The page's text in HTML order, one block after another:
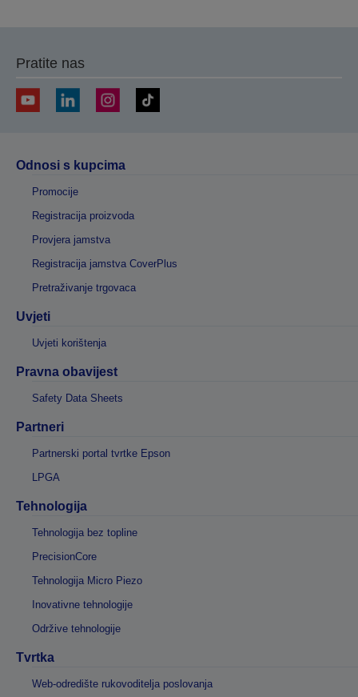
Pratite nas
Odnosi s kupcima
Promocije
Registracija proizvoda
Provjera jamstva
Registracija jamstva CoverPlus
Pretraživanje trgovaca
Uvjeti
Uvjeti korištenja
Pravna obavijest
Safety Data Sheets
Partneri
Partnerski portal tvrtke Epson
LPGA
Tehnologija
Tehnologija bez topline
PrecisionCore
Tehnologija Micro Piezo
Inovativne tehnologije
Održive tehnologije
Tvrtka
Web-odredište rukovoditelja poslovanja